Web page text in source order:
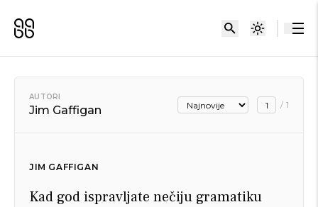
AUTORI
Jim Gaffigan / 1
JIM GAFFIGAN
Kad god ispravljate nečiju gramatiku